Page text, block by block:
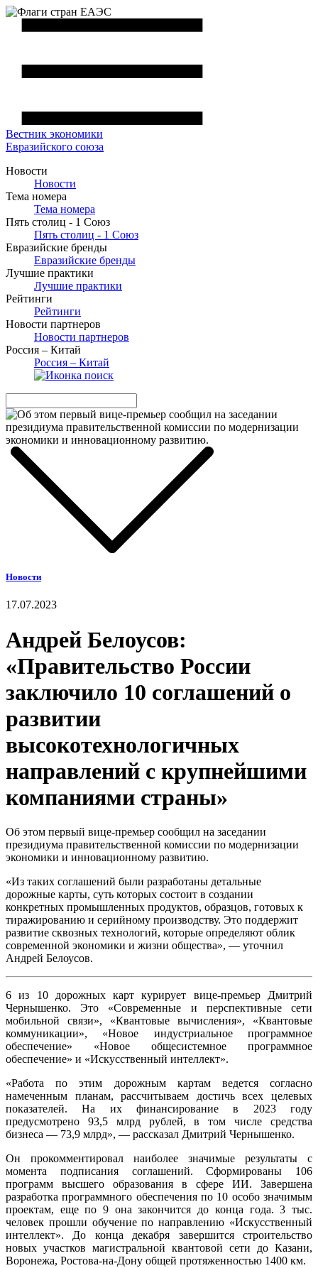
Вестник экономики
Евразийского союза
Новости
Новости
Тема номера
Тема номера
Пять столиц - 1 Союз
Пять столиц - 1 Союз
Евразийские бренды
Евразийские бренды
Лучшие практики
Лучшие практики
Рейтинги
Рейтинги
Новости партнеров
Новости партнеров
Россия – Китай
Россия – Китай
Новости
17.07.2023
Андрей Белоусов:
«Правительство России
заключило 10 соглашений о
развитии
высокотехнологичных
направлений с крупнейшими
компаниями страны»
Об этом первый вице-премьер сообщил на заседании
президиума правительственной комиссии по модернизации
экономики и инновационному развитию.
«Из таких соглашений были разработаны детальные
дорожные карты, суть которых состоит в создании
конкретных промышленных продуктов, образцов, готовых к
тиражированию и серийному производству. Это поддержит
развитие сквозных технологий, которые определяют облик
современной экономики и жизни общества», — уточнил
Андрей Белоусов.
6 из 10 дорожных карт курирует вице-премьер Дмитрий
Чернышенко. Это «Современные и перспективные сети
мобильной связи», «Квантовые вычисления», «Квантовые
коммуникации», «Новое индустриальное программное
обеспечение» «Новое общесистемное программное
обеспечение» и «Искусственный интеллект».
«Работа по этим дорожным картам ведется согласно
намеченным планам, рассчитываем достичь всех целевых
показателей. На их финансирование в 2023 году
предусмотрено 93,5 млрд рублей, в том числе средства
бизнеса — 73,9 млрд», — рассказал Дмитрий Чернышенко.
Он прокомментировал наиболее значимые результаты с
момента подписания соглашений. Сформированы 106
программ высшего образования в сфере ИИ. Завершена
разработка программного обеспечения по 10 особо значимым
проектам, еще по 9 она закончится до конца года. 3 тыс.
человек прошли обучение по направлению «Искусственный
интеллект». До конца декабря завершится строительство
новых участков магистральной квантовой сети до Казани,
Воронежа, Ростова-на-Дону общей протяженностью 1400 км.